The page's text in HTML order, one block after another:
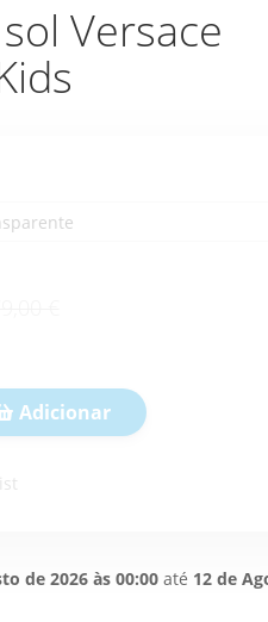
Versace
Adicionar
de 2026 às 00:00até 12 de